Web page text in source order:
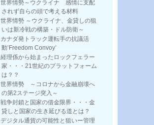
世界情勢～ウクライナ 感情に支配
されず自らの頭で考える材料
世界情勢 ～ウクライナ、金貸しの狙
いは新冷戦の構築・ドル防衛～
カナダ発トラック運転手の抗議活
動’Freedom Convoy’
経理係から始まったロックフェラー
家・・・21世紀のプラットフォーム
は？？
世界情勢 ～コロナから金融崩壊へ
の第2ステージ突入～
戦争封鎖と国家の借金限界・・・金
貸しと国家の生き延びる道とは？
デジタル通貨の可能性と狙いー管理